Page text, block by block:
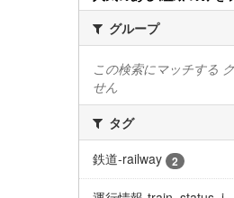
グループ
この検索にマッチする
せん
タグ
鉄道-railway
2